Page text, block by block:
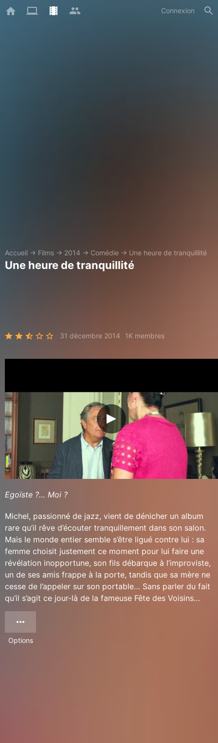
Connexion
Accueil → Films → 2014 → Comédie → Une heure de tranquillité
Une heure de tranquillité
31 décembre 2014 1K membres
Egoïste ?… Moi ?
Michel, passionné de jazz, vient de dénicher un album
rare qu’il rêve d’écouter tranquillement dans son salon.
Mais le monde entier semble s’être ligué contre lui : sa
femme choisit justement ce moment pour lui faire une
révélation inopportune, son fils débarque à l’improviste,
un de ses amis frappe à la porte, tandis que sa mère ne
cesse de l’appeler sur son portable… Sans parler du fait
qu’il s’agit ce jour-là de la fameuse Fête des Voisins…
Options